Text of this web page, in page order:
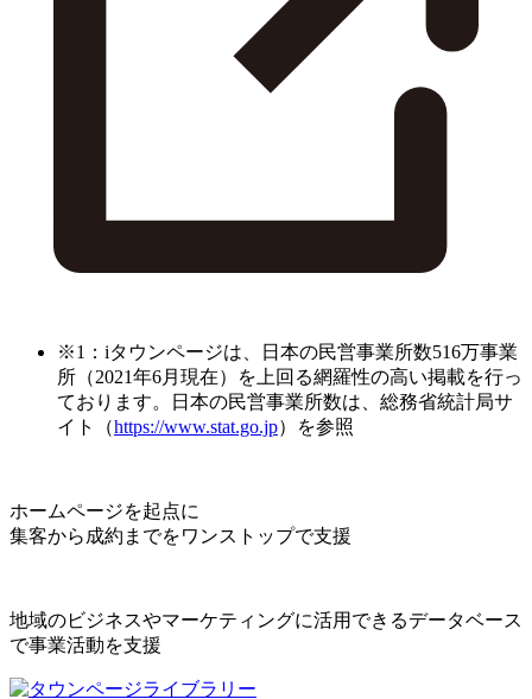
※1：iタウンページは、日本の民営事業所数516万事業
所（2021年6月現在）を上回る網羅性の高い掲載を行っ
ております。日本の民営事業所数は、総務省統計局サ
イト（https://www.stat.go.jp）を参照
ホームページを起点に
集客から成約までをワンストップで支援
地域のビジネスやマーケティングに活用できるデータベース
で事業活動を支援